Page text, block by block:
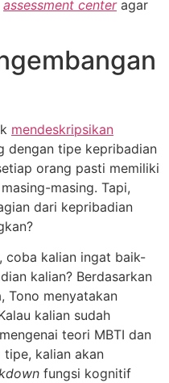
assessment centeragar
mendeskripsikan
dengan tipe kepribadian
orang pasti memiliki
masing. Tapi,
dari kepribadian
coba kalian ingat baik-
kalian? Berdasarkan
Tono menyatakan
kalian sudah
teori MBTI dan
kalian akan
fungsi kognitif